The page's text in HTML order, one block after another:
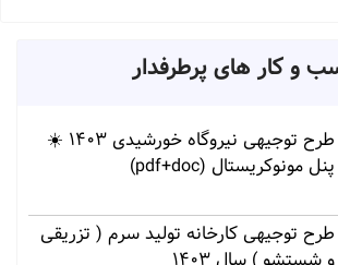
و کار های پرطرفدار
طرح توجیهی نیروگاه خورشیدی 1403 ☀️
پنل مونوکریستال (pdf+doc)
طرح توجیهی کارخانه تولید سرم ( تزریقی